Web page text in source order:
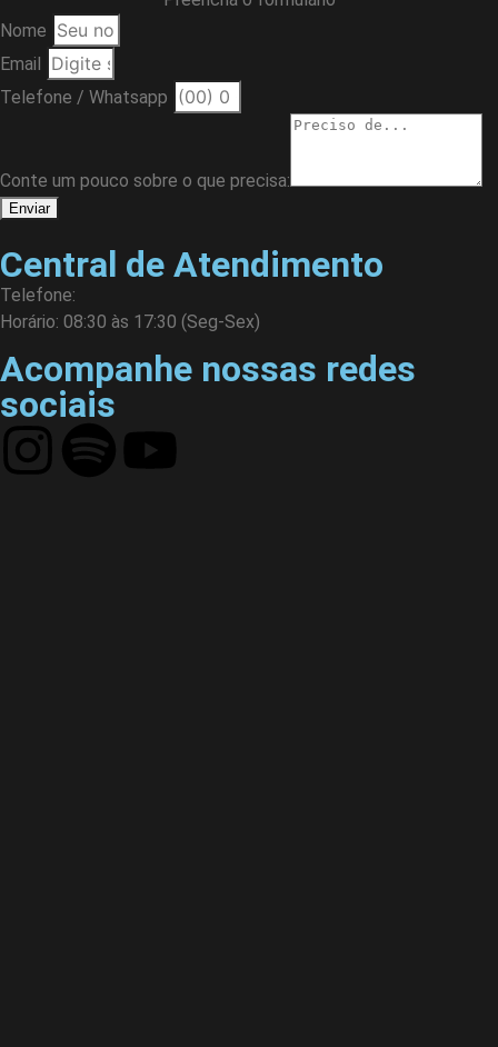
Nome
Email
Telefone / Whatsapp
Conte um pouco sobre o que precisa:
Enviar
Central de Atendimento
Telefone:
Horário: 08:30 às 17:30 (Seg-Sex)
Acompanhe nossas redes
sociais